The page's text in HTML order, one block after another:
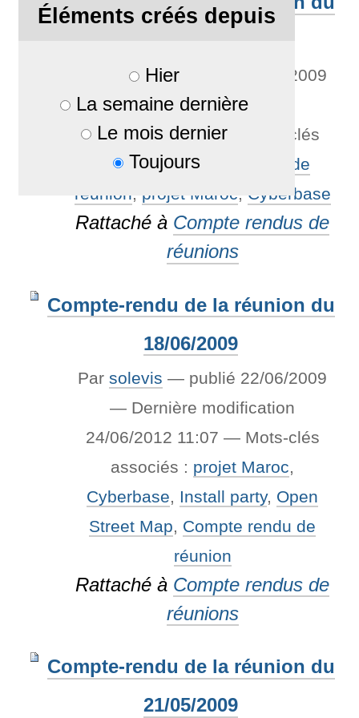
Éléments créés depuis
Hier
La semaine dernière
Le mois dernier
Toujours
solevis —
06/10/2009
—Dernière modification
24/06/2012 11:12— Mots-clés
associés :Compte rendu de
réunion, projet Maroc, Cyberbase
Rattaché à Compte rendus de
réunions
Compte-rendu de la réunion du
18/06/2009
Parsolevis — publié 22/06/2009
— Dernière modification
24/06/2012 11:07 — Mots-clés
associés : projet Maroc,
Cyberbase, Install party, Open
Street Map, Compte rendu de
réunion
Rattaché à Compte rendus de
réunions
Compte-rendu de la réunion du
21/05/2009